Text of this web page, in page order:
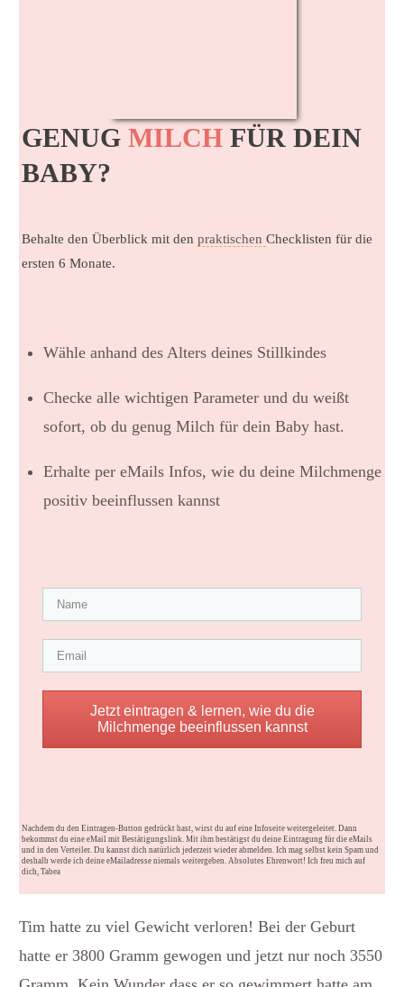
GENUG MILCH FÜR DEIN
BABY?
Behalte den Überblick mit den praktischen Checklisten für die
ersten 6 Monate.
Wähle anhand des Alters deines Stillkindes
Checke alle wichtigen Parameter und du weißt
sofort, ob du genug Milch für dein Baby hast.
Erhalte per eMails Infos, wie du deine Milchmenge
positiv beeinflussen kannst
Jetzt eintragen & lernen, wie du die
Milchmenge beeinflussen kannst
Nachdem du den Eintragen-Button gedrückt hast, wirst du auf eine Infoseite weitergeleitet. Dann
bekommst du eine eMail mit Bestätigungslink. Mit ihm bestätigst du deine Eintragung für die eMails
und in den Verteiler. Du kannst dich natürlich jederzeit wieder abmelden. Ich mag selbst kein Spam und
deshalb werde ich deine eMailadresse niemals weitergeben. Absolutes Ehrenwort! Ich freu mich auf
dich, Tabea
Tim hatte zu viel Gewicht verloren! Bei der Geburt
hatte er 3800 Gramm gewogen und jetzt nur noch 3550